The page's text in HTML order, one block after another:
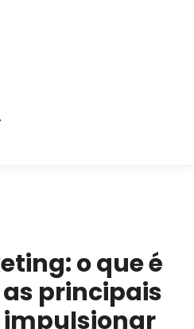
o que é
principais